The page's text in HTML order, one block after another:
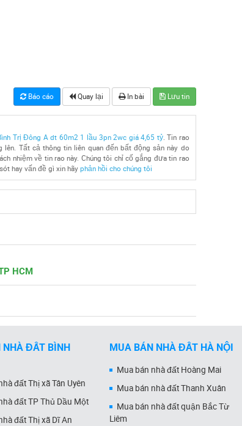
Báo cáo Quay lại In bài Lưu tin
Trị Đông A dt 60m2 1 lầu 3pn 2wc giá 4,65 tỷ. Tin rao
Tất cả thông tin liên quan đến bất động sản này do
nhiệm về tin rao này. Chúng tôi chỉ cố gắng đưa tin rao
hay vấn đề gì xin hãy phản hồi cho chúng tôi
HCM
NHÀ ĐẤT BÌNH
đất Thị xã Tân Uyên
đất TP Thủ Dầu Một
đất Thị xã Dĩ An
MUA BÁN NHÀ ĐẤT HÀ NỘI
Mua bán nhà đất Hoàng Mai
Mua bán nhà đất Thanh Xuân
Mua bán nhà đất quận Bắc Từ
Liêm